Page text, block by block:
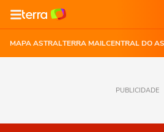
MAPA ASTRALTERRA MAILCENTRAL DO
PUBLICIDADE